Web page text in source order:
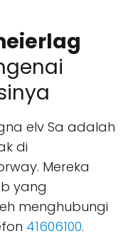
elv Sa adalah
di
Mereka
yang
menghubungi
41606100.